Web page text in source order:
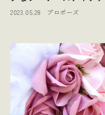
2023.05.28 プロポーズ